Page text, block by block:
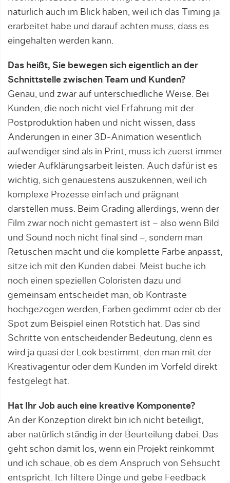
natürlich auch im Blick haben, weil ich das Timing ja
erarbeitet habe und darauf achten muss, dass es
eingehalten werden kann.
Das heißt, Sie bewegen sich eigentlich an der
Schnittstelle zwischen Team und Kunden?
Genau, und zwar auf unterschiedliche Weise. Bei
Kun­den, die noch nicht viel Erfahrung mit der
Postproduktion haben und nicht wissen, dass
Änderun­gen in einer 3D-Animation wesentlich
aufwendiger sind als in Print, muss ich zuerst immer
wieder Aufklärungsarbeit leisten. Auch dafür ist es
wichtig, sich genauestens auszukennen, weil ich
komplexe Prozesse einfach und prägnant
darstellen muss. Beim Grading allerdings, wenn der
Film zwar noch nicht gemastert ist – also wenn Bild
und Sound noch nicht final sind –, sondern man
Retuschen macht und die komplette Farbe anpasst,
sitze ich mit den Kunden dabei. Meist buche ich
noch einen speziellen Coloristen dazu und
gemeinsam entscheidet man, ob Kontraste
hochgezogen werden, Farben gedimmt oder ob der
Spot zum Beispiel einen Rotstich hat. Das sind
Schritte von entscheidender Bedeutung, denn es
wird ja quasi der Look bestimmt, den man mit der
Kreativagentur oder dem Kunden im Vorfeld direkt
fest­gelegt hat.
Hat Ihr Job auch eine kreative Komponente?
An der Konzeption direkt bin ich nicht beteiligt,
aber natürlich ständig in der Beurteilung dabei. Das
geht schon damit los, wenn ein Projekt reinkommt
und ich schaue, ob es dem Anspruch von Sehsucht
entspricht. Ich filtere Dinge und gebe Feedback